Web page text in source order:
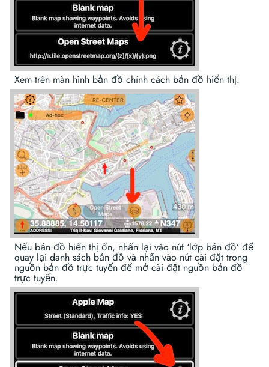
Xem trên màn hình bản đồ chính cách bản đồ hiển thị.
Nếu bản đồ hiển thị ổn, nhấn lại vào nút ‘lớp bản đồ’ để
quay lại danh sách bản đồ và nhấn vào nút cài đặt trong
nguồn bản đồ trực tuyến để mở cài đặt nguồn bản đồ
trực tuyến.